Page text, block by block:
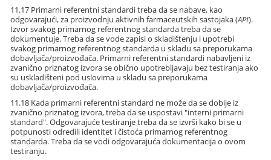
11.17 Primarni referentni standardi treba da se nabave, kao
odgovarajući, za proizvodnju aktivnih farmaceutskih sastojaka (API).
Izvor svakog primarnog referentnog standarda treba da se
dokumentuje. Treba da se vode zapisi o skladištenju i upotrebi
svakog primarnog referentnog standarda u skladu sa preporukama
dobavljača/proizvođača. Primarni referentni standardi nabavljeni iz
zvanično priznatog izvora se obično upotrebljavaju bez testiranja ako
su uskladišteni pod uslovima u skladu sa preporukama
dobavljača/proizvođača.
11.18 Kada primarni referentni standard ne može da se dobije iz
zvanično priznatog izvora, treba da se uspostavi "interni primarni
standard". Odgovarajuće testiranje treba da se izvrši kako bi se u
potpunosti odredili identitet i čistoća primarnog referentnog
standarda. Treba da se vodi odgovarajuća dokumentacija o ovom
testiranju.